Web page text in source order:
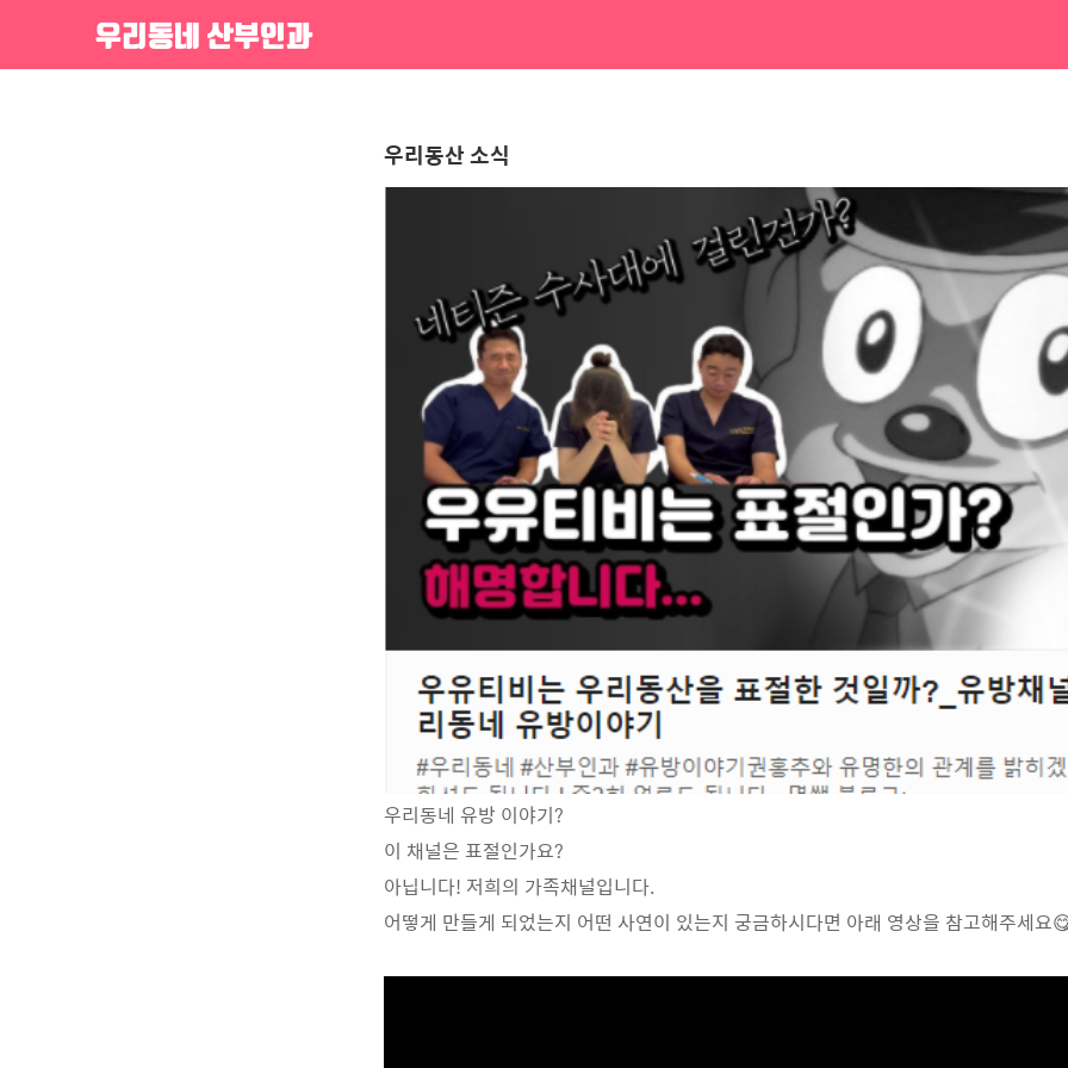
우리동네 산부인과
니다.
우리동산 소식
우리동네 유방 이야기?
이 채널은 표절인가요?
아닙니다! 저희의 가족채널입니다.
어떻게 만들게 되었는지 어떤 사연이 있는지 궁금하시다면 아래 영상을 참고해주세요